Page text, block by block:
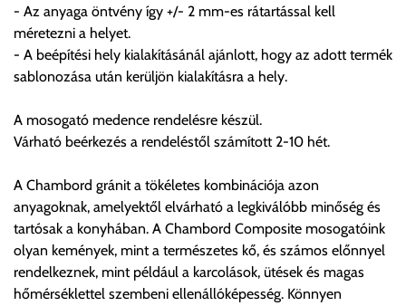
Budapesti szállítások:
1, Budapestre kért szállítás esetén az általános szállítás
helyett időre történő extra szállítás kérése is lehetséges
egyedi áron. A szállítás megbeszélt időablakban lehetőség
megjelöléssel kérhető munkanapokon 09.00 - 15.00 között.
A költséget a megrendeléskor rendelt termék/termékek,
számolja, valamint visszaigazolja.
Az árak csak a címre való szállítást tartalmazzák
anyagmozgatás, be- illetve felszállítás nélkül.
Az árak az utánvét és értékbevallási díjat nem tartalmazzák.
- Az anyaga öntvény így +/- 2 mm-es rátartással kell
méretezni a helyet.
- A beépítési hely kialakításánál ajánlott, hogy az adott termék
sablonozása után kerüljön kialakításra a hely.
A mosogató medence rendelésre készül.
Várható beérkezés a rendeléstől számított 2-10 hét.
A Chambord gránit a tökéletes kombinációja azon
anyagoknak, amelyektől elvárható a legkiválóbb minőség és
tartósak a konyhában. A Chambord Composite mosogatóink
olyan kemények, mint a természetes kő, és számos előnnyel
rendelkeznek, mint például a karcolások, ütések és magas
hőmérséklettel szembeni ellenállóképesség. Könnyen